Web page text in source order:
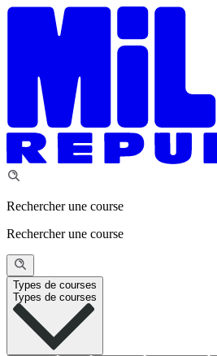
Rechercher une course
Rechercher une course
Types de courses
Types de courses